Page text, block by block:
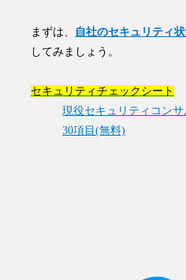
まずは、
自社のセキュリティ
してみましょう。
セキュリティチェックシート
現役セキュリティコン
30項目(無料)